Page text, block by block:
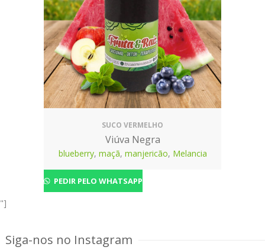
SUCO VERMELHO
Viúva Negra
blueberry, maçã, manjericão, Melancia
PEDIR PELO WHATSAPP
"]
Siga-nos no Instagram